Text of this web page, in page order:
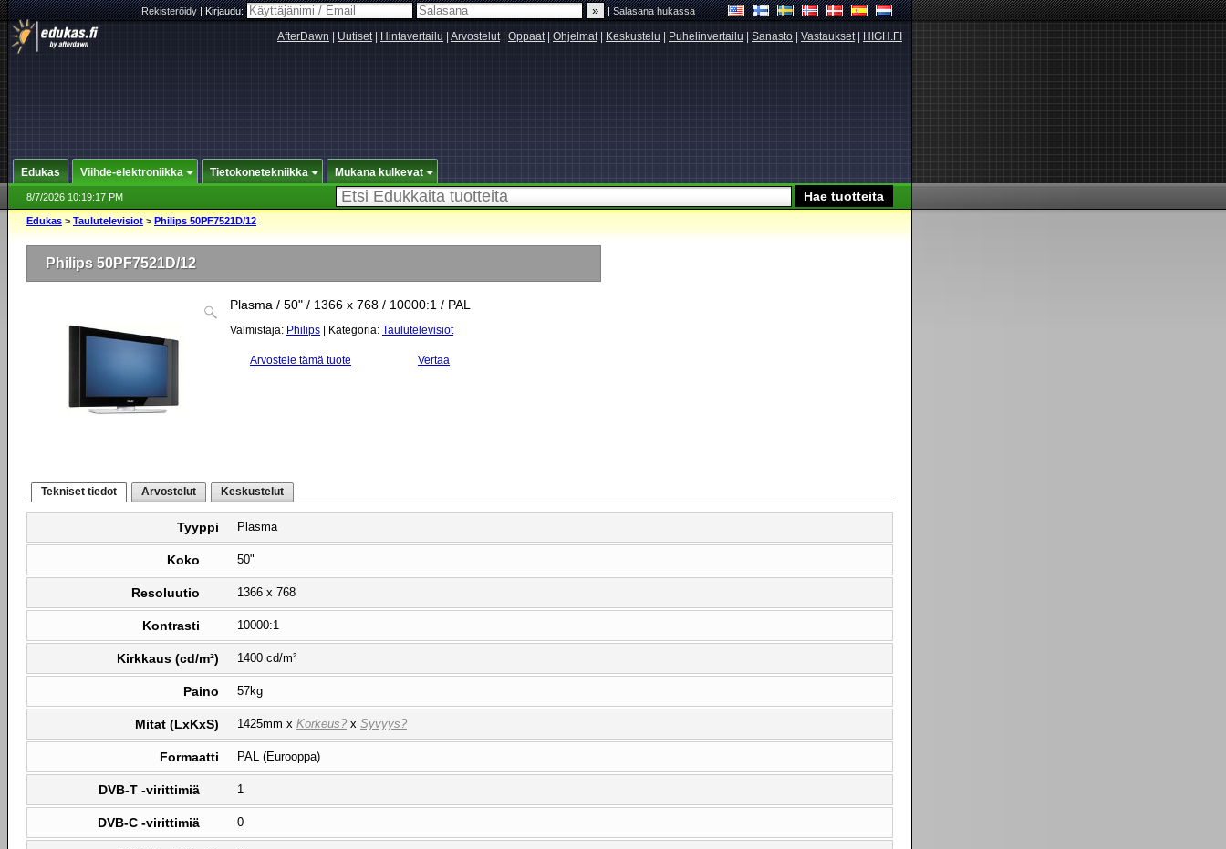
Rekisteröidy|Kirjaudu: |Salasana hukassa
AfterDawn Uutiset| Hintavertailu Arvostelut| Oppaat| Ohjelmat| Keskustelu Puhelinvertailu Sanasto Vastaukset| HIGH.FI
Edukas Viihde-elektroniikka Tietokonetekniikka Mukana kulkevat
8/7/2026 10:19:17 PM
Edukas > Taulutelevisiot > Philips 50PF7521D/12
Philips 50PF7521D/12
Plasma / 50" / 1366 x 768 / 10000:1 / PAL
Valmistaja: Philips | Kategoria: Taulutelevisiot
Arvostele tämä tuote Vertaa
Tekniset tiedot Arvostelut Keskustelut
Tyyppi Plasma
Koko 50"
Resoluutio 1366 x 768
Kontrasti 10000:1
Kirkkaus (cd/m²) 1400 cd/m²
Paino 57kg
Mitat (LxKxS) 1425mm x Korkeus? x Syvyys?
Formaatti PAL (Eurooppa)
DVB-T -virittimiä 1
DVB-C -virittimiä 0